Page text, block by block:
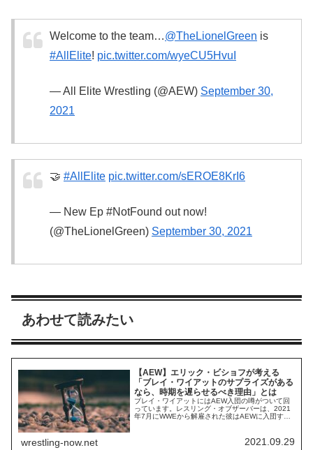
Welcome to the team…@TheLionelGreen is
#AllElite! pic.twitter.com/wyeCU5HvuI
— All Elite Wrestling (@AEW) September 30,
2021
🤝 #AllElite pic.twitter.com/sEROE8KrI6
— New Ep #NotFound out now!
(@TheLionelGreen) September 30, 2021
あわせて読みたい
【AEW】エリック・ビショフが考える
「ブレイ・ワイアットのサプライズがある
なら、時期を遅らせるべき理由」とは
ブレイ・ワイアットにはAEW入団の噂がついて回
っています。レスリング・オブザーバーは、2021
年7月にWWEから解雇された彼はAEWに入団する
るとされています。報道によれば、ワイアットは
現地9月29日放送のDynamiteロチェスター大会に
wrestling-now.net 2021.09.29